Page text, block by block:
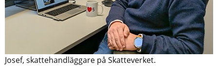
Josef, skattehandläggare på Skatteverket.